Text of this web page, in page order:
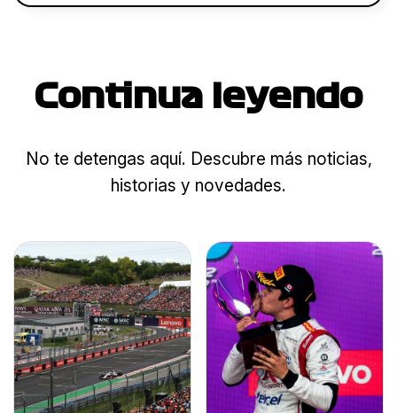
Continua leyendo
No te detengas aquí. Descubre más noticias,
historias y novedades.